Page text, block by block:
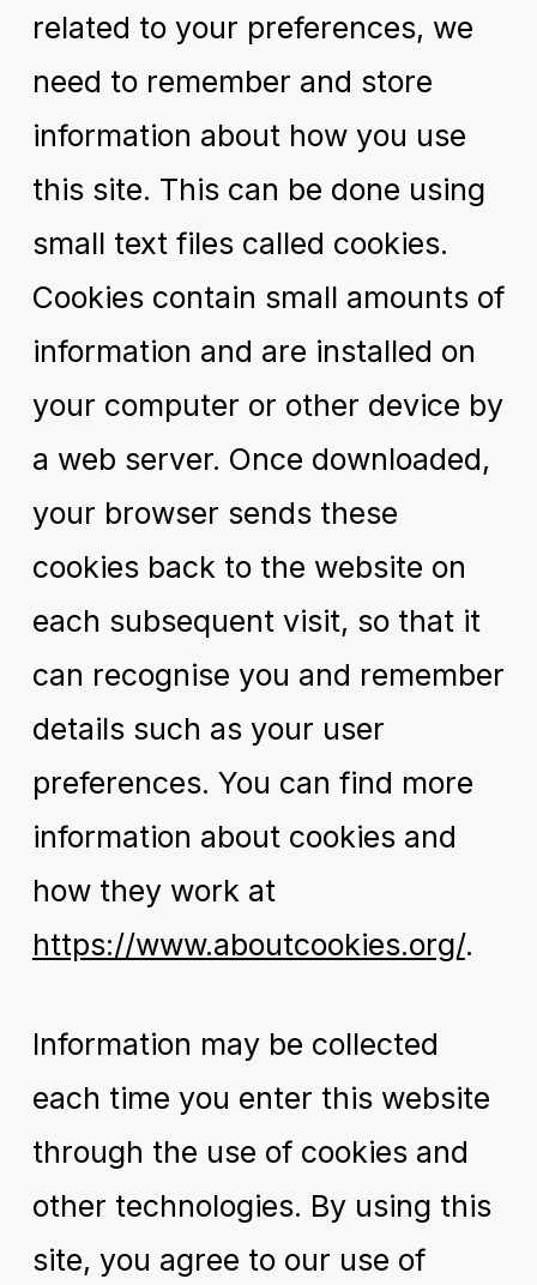
related to your preferences, we
need to remember and store
information about how you use
this site. This can be done using
small text files called cookies.
Cookies contain small amounts of
information and are installed on
your computer or other device by
a web server. Once downloaded,
your browser sends these
cookies back to the website on
each subsequent visit, so that it
can recognise you and remember
details such as your user
preferences. You can find more
information about cookies and
how they work at
https://www.aboutcookies.org/.
Information may be collected
each time you enter this website
through the use of cookies and
other technologies. By using this
site, you agree to our use of